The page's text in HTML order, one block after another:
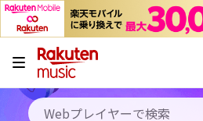
キャンペーン
料金プラン
使い方